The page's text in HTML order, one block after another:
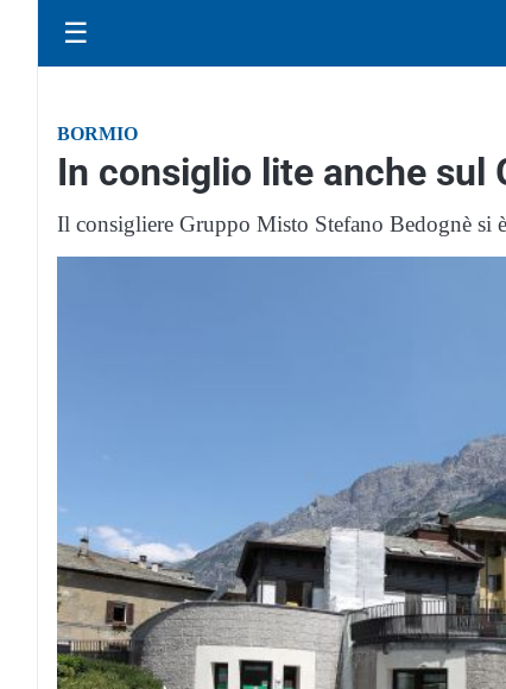
☰
BORMIO
In consiglio lite anche sul
Il consigliere Gruppo Misto Stefano Bedognè si